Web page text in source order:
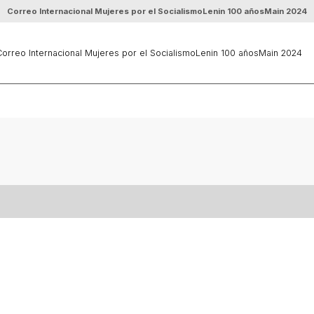
Correo Internacional Mujeres por el SocialismoLenin 100 añosMain 2024
Internacional Mujeres por el SocialismoLenin 100 añosMain 2024